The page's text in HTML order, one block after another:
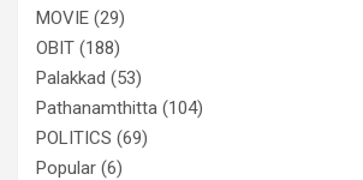
MOVIE (29)
OBIT (188)
Palakkad (53)
Pathanamthitta (104)
POLITICS (69)
Popular (6)